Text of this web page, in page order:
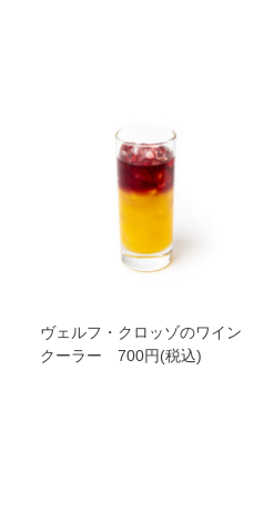
ヴェルフ・クロッゾのワイン
クーラー 700円(税込)